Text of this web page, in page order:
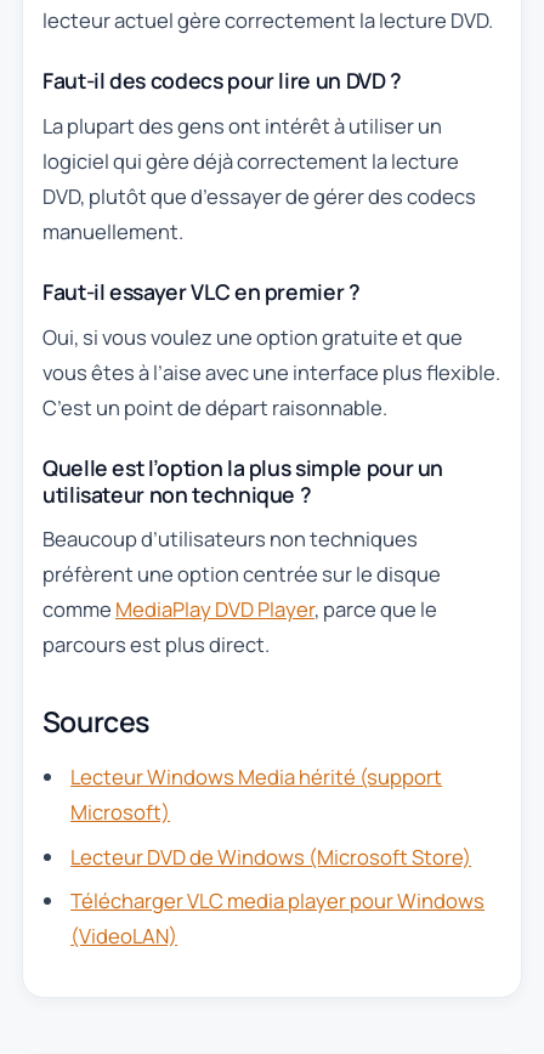
lecteur actuel gère correctement la lecture DVD.
Faut-il des codecs pour lire un DVD ?
La plupart des gens ont intérêt à utiliser un
logiciel qui gère déjà correctement la lecture
DVD, plutôt que d’essayer de gérer des codecs
manuellement.
Faut-il essayer VLC en premier ?
Oui, si vous voulez une option gratuite et que
vous êtes à l’aise avec une interface plus flexible.
C’est un point de départ raisonnable.
Quelle est l’option la plus simple pour un
utilisateur non technique ?
Beaucoup d’utilisateurs non techniques
préfèrent une option centrée sur le disque
comme MediaPlay DVD Player, parce que le
parcours est plus direct.
Sources
Lecteur Windows Media hérité (support
Microsoft)
Lecteur DVD de Windows (Microsoft Store)
Télécharger VLC media player pour Windows
(VideoLAN)